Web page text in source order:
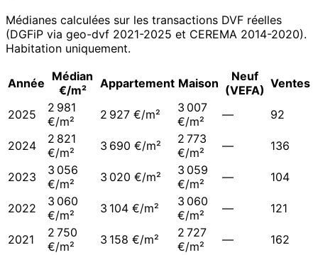
Médianes calculées sur les transactions DVF réelles
(DGFiP via geo-dvf 2021-2025 et CEREMA 2014-2020).
Habitation uniquement.
Année Médian
€/m²
Appartement Maison
Neuf
(VEFA) Ventes
2025
2 981
€/m²
2 927 €/m²
3 007
€/m²
— 92
2024
2 821
€/m²
3 690 €/m²
2 773
€/m²
— 136
2023
3 056
€/m²
3 020 €/m²
3 059
€/m²
— 104
2022
3 060
€/m²
3 104 €/m²
3 060
€/m²
— 121
2021
2 750
€/m²
3 158 €/m²
2 727
€/m²
— 162